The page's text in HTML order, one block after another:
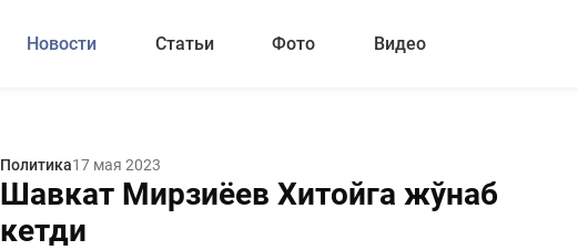
Новости Статьи Фото Видео
Политика17 мая 2023
Шавкат Мирзиёев Хитойга жўнаб
кетди